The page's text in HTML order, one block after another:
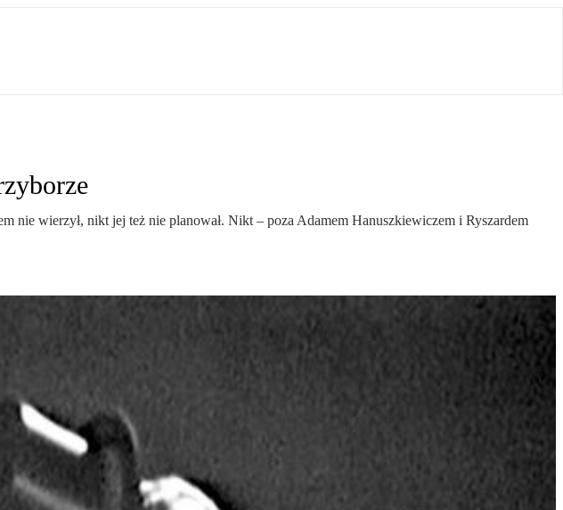
nie wierzył, nikt jej też nie planował. Nikt – poza Adamem Hanuszkiewiczem i Ryszardem